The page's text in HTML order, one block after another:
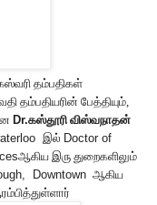
தம்பதிகள்
தம்பதியரின் பேத்தியும்,
Dr.கஸ்தூரி விஸ்வநாதன்
இல் Doctor of
ஆகிய இரு துறைகளிலும்
Downtown ஆகிய